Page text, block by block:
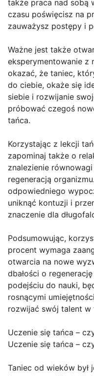
także praca nad sobą
czasu poświęcisz na
zauważysz postępy i
Ważne jest także
eksperymentowanie z
okazać, że taniec,
do ciebie, okaże się
siebie i rozwijanie
próbować czegoś
tańca.
Korzystając z lekcji
zapominaj także o
znalezienie
regeneracją
odpowiedniego
uniknąć kontuzji i
znaczenie dla
Podsumowując,
procent wymaga
otwarcia na nowe
dbałości o
podejściu do nauki,
rosnącymi
rozwijać swój talent w
Uczenie się tańca –
Uczenie się tańca –
Taniec od wieków był